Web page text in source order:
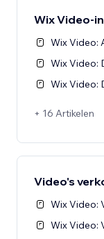
Wix Video-
Wix Video:
Wix Video:
+ 16 Artikelen
Video's
Wix Video:
Wix Video: